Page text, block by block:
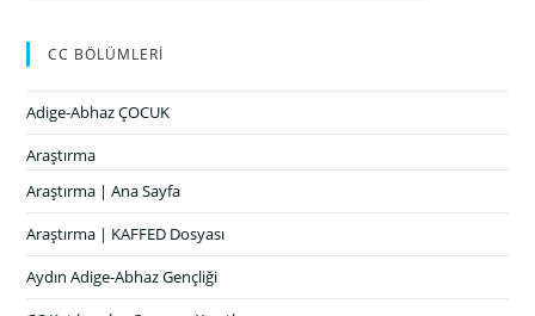
CC BÖLÜMLERİ
Adige-Abhaz ÇOCUK
Araştırma
Araştırma | Ana Sayfa
Araştırma | KAFFED Dosyası
Aydın Adige-Abhaz Gençliği